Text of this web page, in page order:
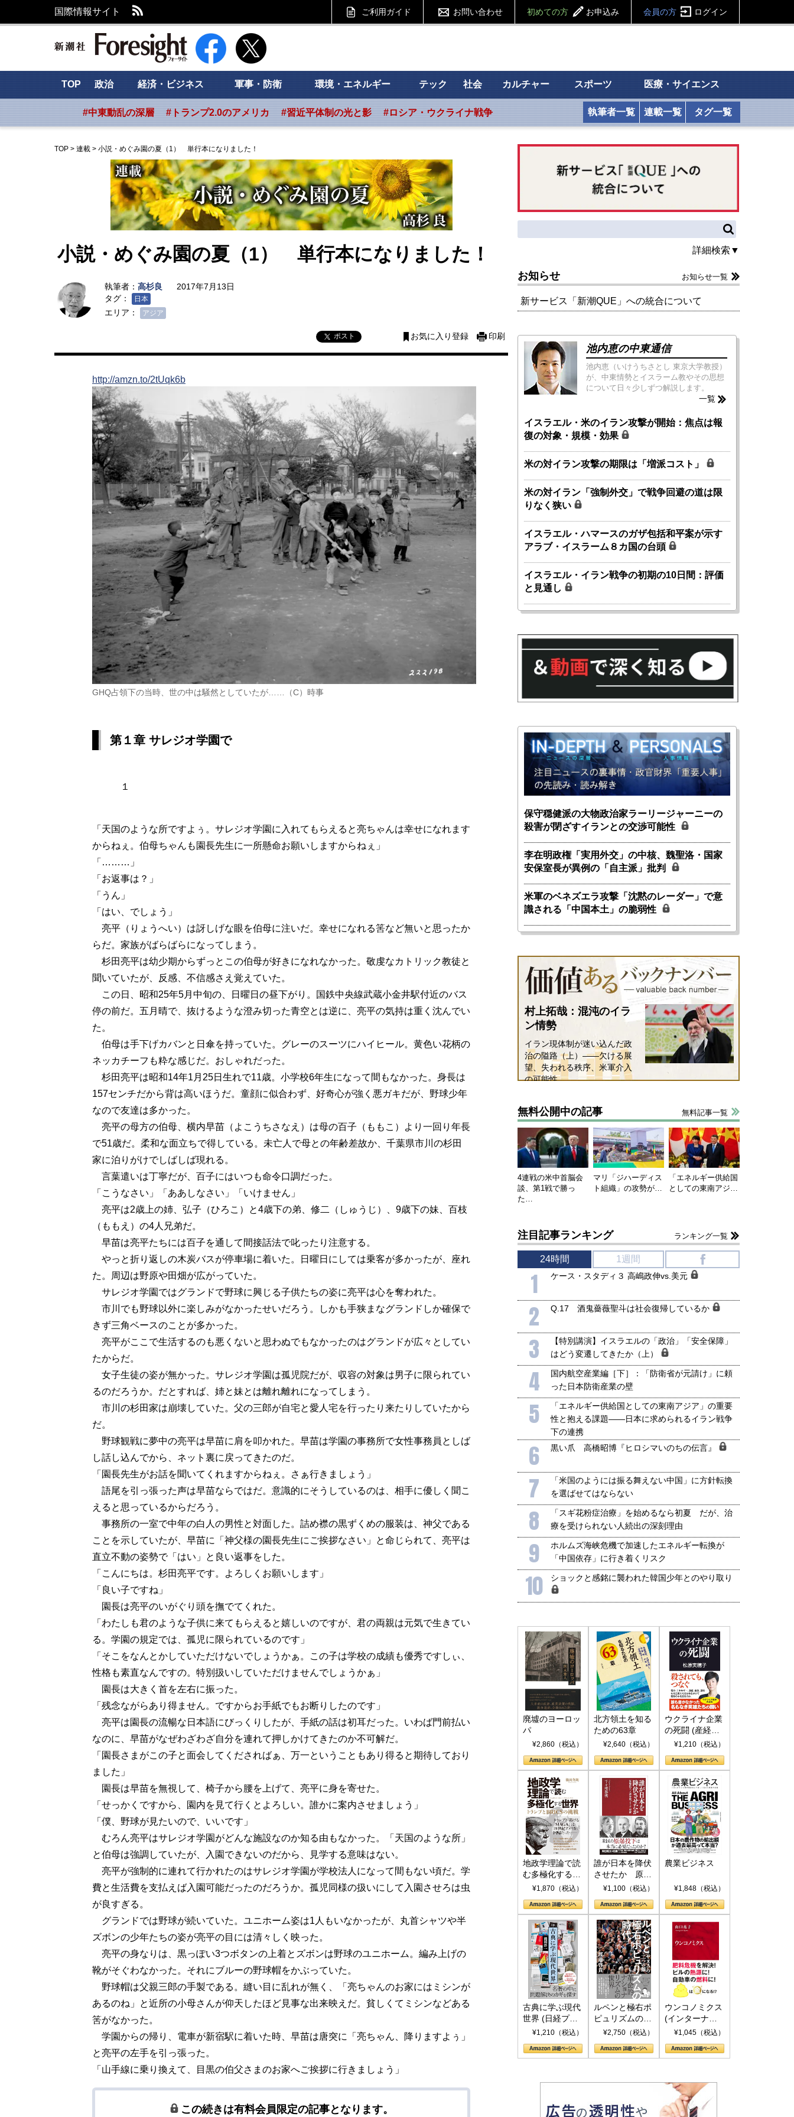
国際情報サイト ご利用ガイド お問い合わせ 初めての方 お申込み 会員の方 ログイン
新潮社 Foresight フォーサイト
TOP 政治 経済・ビジネス 軍事・防衛 環境・エネルギー テック 社会 カルチャー スポーツ 医療・サイエンス
#中東動乱の深層 #トランプ2.0のアメリカ #習近平体制の光と影 #ロシア・ウクライナ戦争 執筆者一覧 連載一覧 タグ一覧
TOP > 連載 > 小説・めぐみ園の夏（1） 単行本になりました！
小説・めぐみ園の夏（1） 単行本になりました！
執筆者： 高杉良
2017年7月13日
タグ：
日本
エリア： アジア
ポスト お気に入り登録 印刷
http://amzn.to/2tUqk6b
GHQ占領下の当時、世の中は騒然としていたが……（C）時事
第１章 サレジオ学園で
１
「天国のような所ですよぅ。サレジオ学園に入れてもらえると亮ちゃんは幸せになれます
からねぇ。伯母ちゃんも園長先生に一所懸命お願いしますからねぇ」
「………」
「お返事は？」
「うん」
「はい、でしょう」
亮平（りょうへい）は訝しげな眼を伯母に注いだ。幸せになれる筈など無いと思ったか
らだ。家族がばらばらになってしまう。
杉田亮平は幼少期からずっとこの伯母が好きになれなかった。敬虔なカトリック教徒と
聞いていたが、反感、不信感さえ覚えていた。
この日、昭和25年5月中旬の、日曜日の昼下がり。国鉄中央線武蔵小金井駅付近のバス
停の前だ。五月晴で、抜けるような澄み切った青空とは逆に、亮平の気持は重く沈んでい
た。
伯母は手下げカバンと日傘を持っていた。グレーのスーツにハイヒール。黄色い花柄の
ネッカチーフも粋な感じだ。おしゃれだった。
杉田亮平は昭和14年1月25日生れで11歳。小学校6年生になって間もなかった。身長は
157センチだから背は高いほうだ。童顔に似合わず、好奇心が強く悪ガキだが、野球少年
なので友達は多かった。
亮平の母方の伯母、横内早苗（よこうちさなえ）は母の百子（ももこ）より一回り年長
で51歳だ。柔和な面立ちで得している。未亡人で母との年齢差故か、千葉県市川の杉田
家に泊りがけでしばしば現れる。
言葉遣いは丁寧だが、百子にはいつも命令口調だった。
「こうなさい」「ああしなさい」「いけません」
亮平は2歳上の姉、弘子（ひろこ）と4歳下の弟、修二（しゅうじ）、9歳下の妹、百枝
（ももえ）の4人兄弟だ。
早苗は亮平たちには百子を通して間接話法で叱ったり注意する。
やっと折り返しの木炭バスが停車場に着いた。日曜日にしては乗客が多かったが、座れ
た。周辺は野原や田畑が広がっていた。
サレジオ学園ではグランドで野球に興じる子供たちの姿に亮平は心を奪われた。
市川でも野球以外に楽しみがなかったせいだろう。しかも手狭まなグランドしか確保で
きず三角ベースのことが多かった。
亮平がここで生活するのも悪くないと思わぬでもなかったのはグランドが広々としてい
たからだ。
女子生徒の姿が無かった。サレジオ学園は孤児院だが、収容の対象は男子に限られてい
るのだろうか。だとすれば、姉と妹とは離れ離れになってしまう。
市川の杉田家は崩壊していた。父の三郎が自宅と愛人宅を行ったり来たりしていたから
だ。
野球観戦に夢中の亮平は早苗に肩を叩かれた。早苗は学園の事務所で女性事務員としば
し話し込んでから、ネット裏に戻ってきたのだ。
「園長先生がお話を聞いてくれますからねぇ。さぁ行きましょう」
語尾を引っ張った声は早苗ならではだ。意識的にそうしているのは、相手に優しく聞こ
えると思っているからだろう。
事務所の一室で中年の白人の男性と対面した。詰め襟の黒ずくめの服装は、神父である
ことを示していたが、早苗に「神父様の園長先生にご挨拶なさい」と命じられて、亮平は
直立不動の姿勢で「はい」と良い返事をした。
「こんにちは。杉田亮平です。よろしくお願いします」
「良い子ですね」
園長は亮平のいがぐり頭を撫でてくれた。
「わたしも君のような子供に来てもらえると嬉しいのですが、君の両親は元気で生きてい
る。学園の規定では、孤児に限られているのです」
「そこをなんとかしていただけないでしょうかぁ。この子は学校の成績も優秀ですしぃ、
性格も素直なんですの。特別扱いしていただけませんでしょうかぁ」
園長は大きく首を左右に振った。
「残念ながらあり得ません。ですからお手紙でもお断りしたのです」
亮平は園長の流暢な日本語にびっくりしたが、手紙の話は初耳だった。いわば門前払い
なのに、早苗がなぜわざわざ自分を連れて押しかけてきたのか不可解だ。
「園長さまがこの子と面会してくださればぁ、万一ということもあり得ると期待しており
ました」
園長は早苗を無視して、椅子から腰を上げて、亮平に身を寄せた。
「せっかくですから、園内を見て行くとよろしい。誰かに案内させましょう」
「僕、野球が見たいので、いいです」
むろん亮平はサレジオ学園がどんな施設なのか知る由もなかった。「天国のような所」
と伯母は強調していたが、入園できないのだから、見学する意味はない。
亮平が強制的に連れて行かれたのはサレジオ学園が学校法人になって間もない頃だ。学
費と生活費を支払えば入園可能だったのだろうか。孤児同様の扱いにして入園させろは虫
が良すぎる。
グランドでは野球が続いていた。ユニホーム姿は1人もいなかったが、丸首シャツや半
ズボンの少年たちの姿が亮平の目には清々しく映った。
亮平の身なりは、黒っぽい3つボタンの上着とズボンは野球のユニホーム。編み上げの
靴がそぐわなかった。それにブルーの野球帽をかぶっていた。
野球帽は父親三郎の手製である。縫い目に乱れが無く、「亮ちゃんのお家にはミシンが
あるのね」と近所の小母さんが仰天したほど見事な出来映えだ。貧しくてミシンなどある
筈がなかった。
学園からの帰り、電車が新宿駅に着いた時、早苗は唐突に「亮ちゃん、降りますよぅ」
と亮平の左手を引っ張った。
「山手線に乗り換えて、目黒の伯父さまのお家へご挨拶に行きましょう」
この続きは有料会員限定の記事となります。
詳細検索▼
お知らせ お知らせ一覧
新サービス「新潮QUE」への統合について
池内恵の中東通信
池内恵（いけうちさとし 東京大学教授）
が、中東情勢とイスラーム教やその思想
について日々少しずつ解説します。
一覧
イスラエル・米のイラン攻撃が開始：焦点は報
復の対象・規模・効果
米の対イラン攻撃の期限は「増派コスト」
米の対イラン「強制外交」で戦争回避の道は限
りなく狭い
イスラエル・ハマースのガザ包括和平案が示す
アラブ・イスラーム８カ国の台頭
イスラエル・イラン戦争の初期の10日間：評価
と見通し
保守穏健派の大物政治家ラーリージャーニーの
殺害が閉ざすイランとの交渉可能性
李在明政権「実用外交」の中核、魏聖洛・国家
安保室長が異例の「自主派」批判
米軍のベネズエラ攻撃「沈黙のレーダー」で意
識される「中国本土」の脆弱性
村上拓哉：混沌のイラ
ン情勢
イラン現体制が迷い込んだ政
治の隘路（上）――欠ける展
望、失われる秩序、米軍介入
の可能性
無料公開中の記事 無料記事一覧
4連戦の米中首脳会
談、第1戦で勝っ
た…
マリ「ジハーディス
ト組織」の攻勢が…
「エネルギー供給国
としての東南アジ…
注目記事ランキング ランキング一覧
24時間 1週間
1 ケース・スタディ３ 高嶋政伸vs.美元
2 Q.17 酒鬼薔薇聖斗は社会復帰しているか
3
【特別講演】イスラエルの「政治」「安全保障」
はどう変遷してきたか（上）
4
国内航空産業編［下］：「防衛省が元請け」に頼
った日本防衛産業の壁
5
「エネルギー供給国としての東南アジア」の重要
性と抱える課題――日本に求められるイラン戦争
下の連携
6 黒い爪 高橋昭博『ヒロシマいのちの伝言』
7
「米国のようには振る舞えない中国」に方針転換
を選ばせてはならない
8
「スギ花粉症治療」を始めるなら初夏 だが、治
療を受けられない人続出の深刻理由
9
ホルムズ海峡危機で加速したエネルギー転換が
「中国依存」に行き着くリスク
10 ショックと感銘に襲われた韓国少年とのやり取り
廃墟のヨーロッ
パ
¥2,860（税込）
北方領土を知る
ための63章
¥2,640（税込）
ウクライナ企業
の死闘 (産経セ
レクト S 039)
¥1,210（税込）
地政学理論で読
む多極化する世
界：トランプと
¥1,870（税込）
誰が日本を降伏
させたか 原爆
投下、ソ連参
(PHP新書)
¥1,100（税込）
農業ビジネス
¥1,848（税込）
古典に学ぶ現代
世界 (日経プレ
ミアシリーズ)
¥1,210（税込）
ルペンと極右ポ
ピュリズムの時
代：〈ヤヌス〉
¥2,750（税込）
ウンコノミクス
(インターナシ
ョナル新書)
¥1,045（税込）